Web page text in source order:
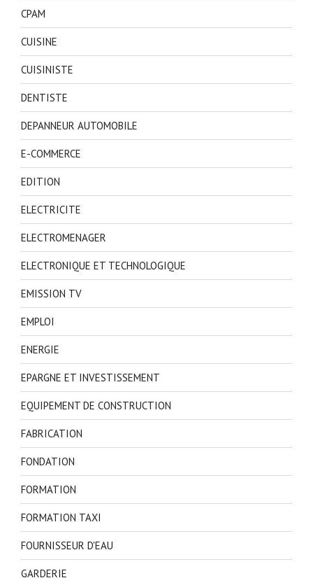
CPAM
CUISINE
CUISINISTE
DENTISTE
DEPANNEUR AUTOMOBILE
E-COMMERCE
EDITION
ELECTRICITE
ELECTROMENAGER
ELECTRONIQUE ET TECHNOLOGIQUE
EMISSION TV
EMPLOI
ENERGIE
EPARGNE ET INVESTISSEMENT
EQUIPEMENT DE CONSTRUCTION
FABRICATION
FONDATION
FORMATION
FORMATION TAXI
FOURNISSEUR D'EAU
GARDERIE